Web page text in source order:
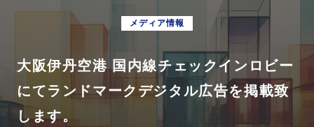
個人のお客様
トップページ arrow_right_alt
ACN不動産について
メディア情報
大阪伊丹空港 国内線チェックインロビー
にてランドマークデジタル広告を掲載致
します。